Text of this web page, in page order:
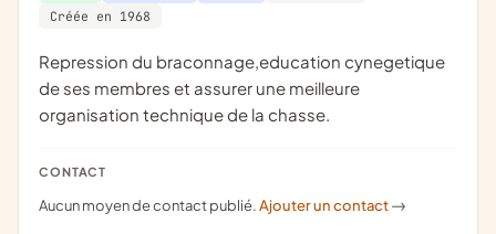
Créée en 1968
repression du braconnage,education cynegetique
de ses membres et assurer une meilleure
organisation technique de la chasse.
CONTACT
Aucun moyen de contact publié.Ajouter un contact ->